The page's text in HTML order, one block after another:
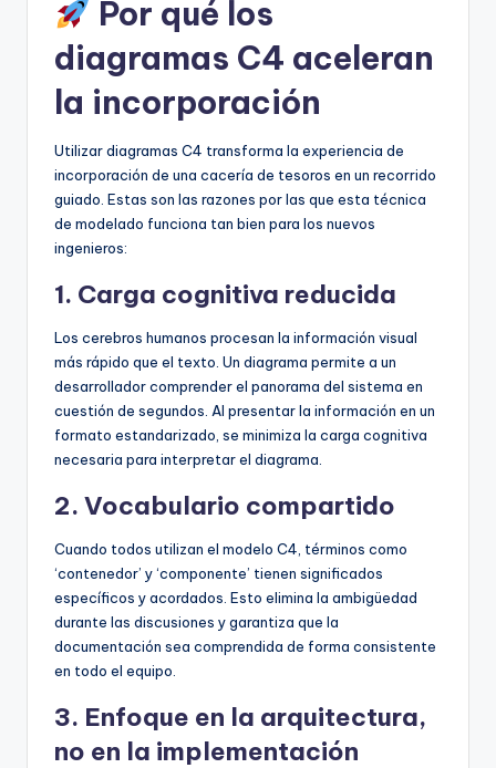
Por qué los
diagramas C4 aceleran
la incorporación
Utilizar diagramas C4 transforma la experiencia de
incorporación de una cacería de tesoros en un recorrido
guiado. Estas son las razones por las que esta técnica
de modelado funciona tan bien para los nuevos
ingenieros:
1. Carga cognitiva reducida
Los cerebros humanos procesan la información visual
más rápido que el texto. Un diagrama permite a un
desarrollador comprender el panorama del sistema en
cuestión de segundos. Al presentar la información en un
formato estandarizado, se minimiza la carga cognitiva
necesaria para interpretar el diagrama.
2. Vocabulario compartido
Cuando todos utilizan el modelo C4, términos como
‘contenedor’ y ‘componente’ tienen significados
específicos y acordados. Esto elimina la ambigüedad
durante las discusiones y garantiza que la
documentación sea comprendida de forma consistente
en todo el equipo.
3. Enfoque en la arquitectura,
no en la implementación